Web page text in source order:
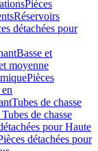
Pièces
Réservoirs
détachées pour
Basse et
moyenne
Pièces
Tubes de chasse
de chasse
pour Haute
détachées pour